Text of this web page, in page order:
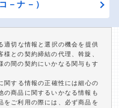
－ナ－）
適切な情報と選択の機会を提供
との契約締結の代理、斡旋、
の間の契約にいかなる関与もす
関する情報の正確性には細心の
の商品に関するいかなる情報も
をご利用の際には、必ず商品を